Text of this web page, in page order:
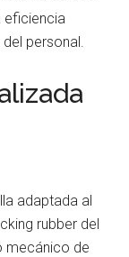
eficiencia
personal.
adaptada al
rubber del
mecánico de